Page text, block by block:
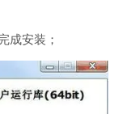
成安装；